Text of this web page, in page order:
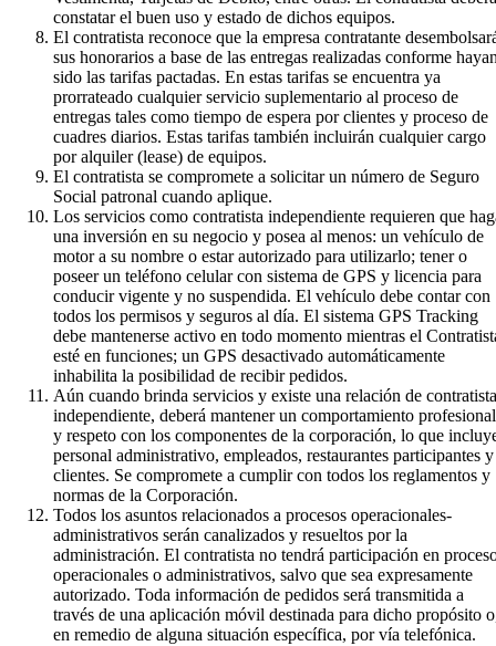
constatar el buen uso y estado de dichos equipos.
El contratista reconoce que la empresa contratante
sus honorarios a base de las entregas realizadas conforme
sido las tarifas pactadas. En estas tarifas se encuentra ya
prorrateado cualquier servicio suplementario al proceso de
entregas tales como tiempo de espera por clientes y proceso de
cuadres diarios. Estas tarifas también incluirán cualquier cargo
por alquiler (lease) de equipos.
El contratista se compromete a solicitar un número de Seguro
Social patronal cuando aplique.
Los servicios como contratista independiente requieren que
una inversión en su negocio y posea al menos: un vehículo de
motor a su nombre o estar autorizado para utilizarlo; tener o
poseer un teléfono celular con sistema de GPS y licencia para
conducir vigente y no suspendida. El vehículo debe contar con
todos los permisos y seguros al día. El sistema GPS Tracking
debe mantenerse activo en todo momento mientras el
esté en funciones; un GPS desactivado automáticamente
inhabilita la posibilidad de recibir pedidos.
Aún cuando brinda servicios y existe una relación de contratista
independiente, deberá mantener un comportamiento profesional
y respeto con los componentes de la corporación, lo que
personal administrativo, empleados, restaurantes participantes y
clientes. Se compromete a cumplir con todos los reglamentos y
normas de la Corporación.
Todos los asuntos relacionados a procesos operacionales-
administrativos serán canalizados y resueltos por la
administración. El contratista no tendrá participación en
operacionales o administrativos, salvo que sea expresamente
autorizado. Toda información de pedidos será transmitida a
través de una aplicación móvil destinada para dicho propósito
en remedio de alguna situación específica, por vía telefónica.